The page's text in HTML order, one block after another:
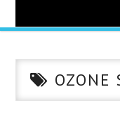
DLA FIRMOZONE